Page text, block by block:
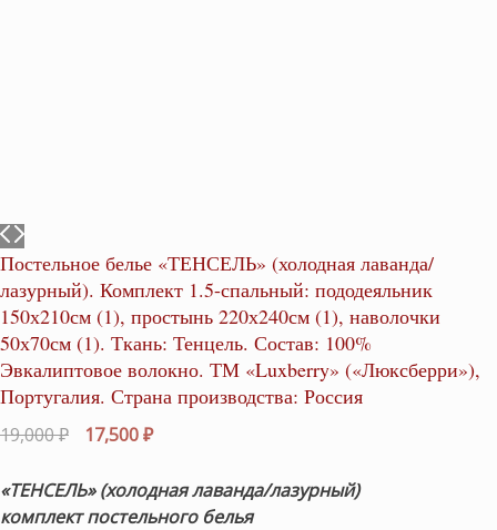
Постельное белье «ТЕНСЕЛЬ» (холодная лаванда/
лазурный). Комплект 1.5-спальный: пододеяльник
150х210см (1), простынь 220х240см (1), наволочки
50х70см (1). Ткань: Тенцель. Состав: 100%
Эвкалиптовое волокно. ТМ «Luxberry» («Люксберри»),
Португалия. Страна производства: Россия
19,000₽
Первоначальная
составляла
19,000 ₽.
17,500₽Текущая
17,500 ₽.
«ТЕНСЕЛЬ» (холодная лаванда/лазурный)
комплект постельного белья